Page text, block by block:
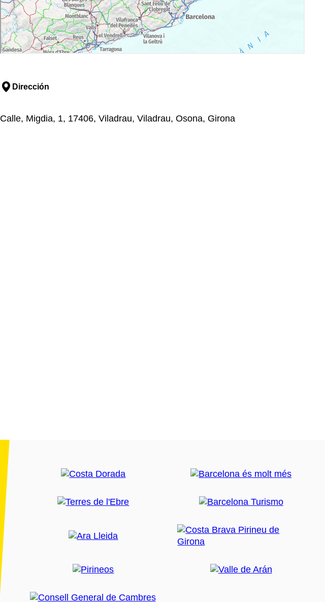
Dirección
Calle, Migdia, 1, 17406, Viladrau, Viladrau, Osona, Girona